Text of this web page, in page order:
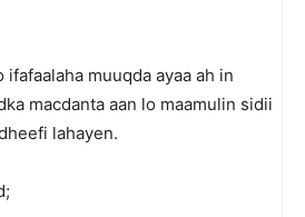
muuqda ayaa ah in
macdanta aan lo maamulin sidii
lahayen.